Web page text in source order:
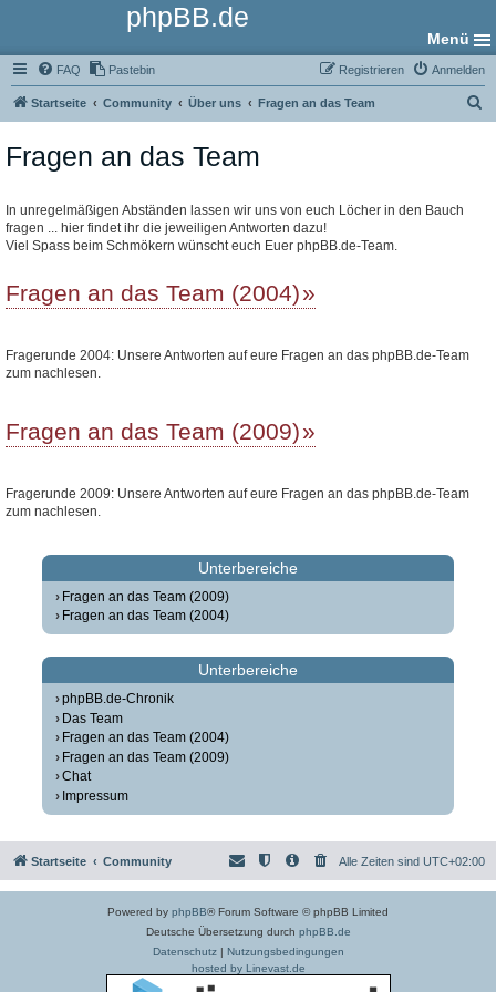
phpBB.de
Menü
FAQ Pastebin Anmelden
Registrieren
Startseite Community Über uns Fragen an das Team
Fragen an das Team
In unregelmäßigen Abständen lassen wir uns von euch Löcher in den Bauch
fragen ... hier findet ihr die jeweiligen Antworten dazu!
Viel Spass beim Schmökern wünscht euch Euer phpBB.de-Team.
Fragen an das Team (2004)
Fragerunde 2004: Unsere Antworten auf eure Fragen an das phpBB.de-Team
zum nachlesen.
Fragen an das Team (2009)
Fragerunde 2009: Unsere Antworten auf eure Fragen an das phpBB.de-Team
zum nachlesen.
Unterbereiche
Fragen an das Team (2009)
Fragen an das Team (2004)
Unterbereiche
phpBB.de-Chronik
Das Team
Fragen an das Team (2004)
Fragen an das Team (2009)
Chat
Impressum
Startseite Community Alle Zeiten sind UTC+02:00
Powered by phpBB® Forum Software © phpBB Limited
Deutsche Übersetzung durch phpBB.de
Datenschutz| Nutzungsbedingungen
hosted by Linevast.de